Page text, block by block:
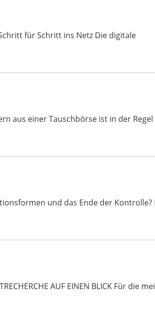
für Schritt ins Netz Die digitale
aus einer Tauschbörse ist in der Regel
und das Ende der Kontrolle?
AUF EINEN BLICK Für die